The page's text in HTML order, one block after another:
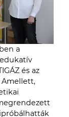
a
és az
Amellett,